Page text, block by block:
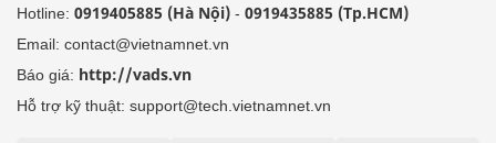
Hotline: 0919405885 (Hà Nội) - 0919435885 (Tp.HCM)
Email: contact@vietnamnet.vn
Báo giá: http://vads.vn
Hỗ trợ kỹ thuật: support@tech.vietnamnet.vn